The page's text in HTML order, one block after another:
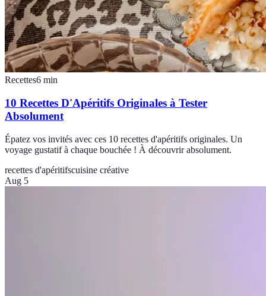
Recettes6 min
10 Recettes D'Apéritifs Originales à Tester
Absolument
Épatez vos invités avec ces 10 recettes d'apéritifs originales. Un
voyage gustatif à chaque bouchée ! À découvrir absolument.
recettes d'apéritifscuisine créative
Aug 5